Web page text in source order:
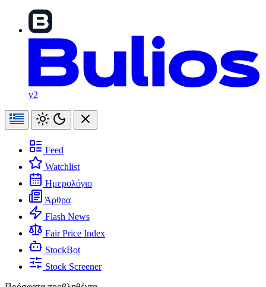
v2
Feed
Watchlist
Ημερολόγιο
Άρθρα
Flash News
Fair Price Index
StockBot
Stock Screener